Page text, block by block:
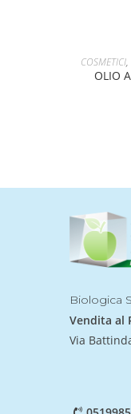
COSMETICI,
OLIO
Biologica
Vendita al
Via